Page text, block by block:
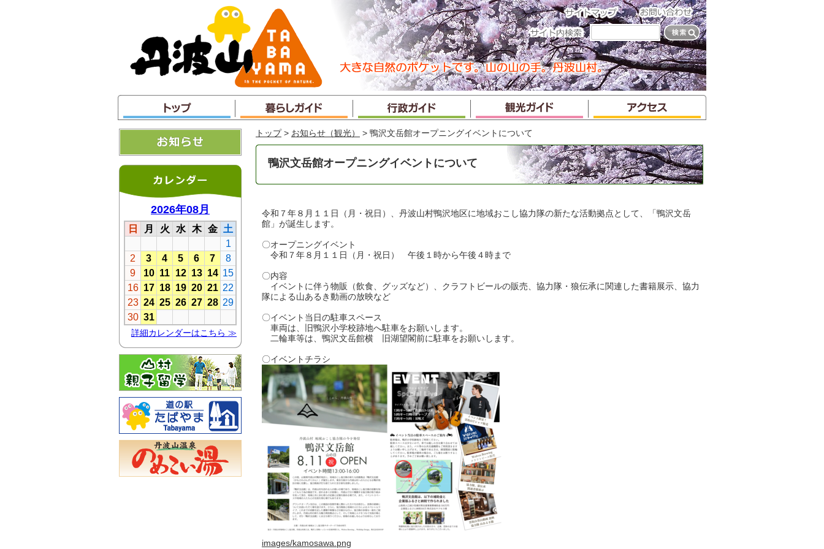
ャ
ン
プ
トップ > お知らせ（観光） > 鴨沢文岳館オープニングイベントについて
鴨沢文岳館オープニングイベントについて
令和７年８月１１日（月・祝日）、丹波山村鴨沢地区に地域おこし協力隊の新たな活動拠点として、「鴨沢文岳
館」が誕生します。
〇オープニングイベント
令和７年８月１１日（月・祝日） 午後１時から午後４時まで
〇内容
イベントに伴う物販（飲食、グッズなど）、クラフトビールの販売、協力隊・狼伝承に関連した書籍展示、協力
隊による山あるき動画の放映など
〇イベント当日の駐車スペース
車両は、旧鴨沢小学校跡地へ駐車をお願いします。
二輪車等は、鴨沢文岳館横 旧湖望閣前に駐車をお願いします。
〇イベントチラシ
images/kamosawa.png